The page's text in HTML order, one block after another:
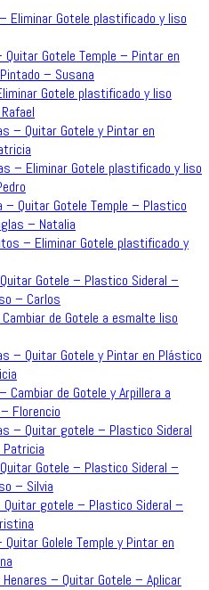
Eliminar Gotele plastificado y liso
Gotele Temple – Pintar en
– Susana
Gotele plastificado y liso
– Quitar Gotele y Pintar en
– Eliminar Gotele plastificado y liso
– Quitar Gotele Temple – Plastico
– Natalia
– Eliminar Gotele plastificado y
Gotele – Plastico Sideral –
– Carlos
de Gotele a esmalte liso
– Quitar Gotele y Pintar en Plástico
Cambiar de Gotele y Arpillera a
Florencio
– Quitar gotele – Plastico Sideral
Gotele – Plastico Sideral –
– Silvia
gotele – Plastico Sideral –
Golele Temple y Pintar en
– Quitar Gotele – Aplicar